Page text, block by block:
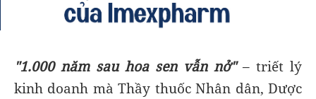
"1.000 năm sau hoa sen vẫn nở"– triết lý
kinh doanh mà Thầy thuốc Nhân dân, Dược